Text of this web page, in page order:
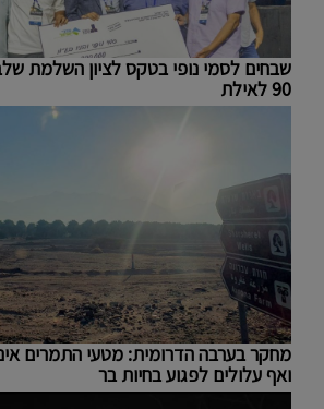
שבחים לסמי נופי בטקס לציון השלמת
90 לאילת
מחקר בערבה הדרומית: מטעי התמרים
ואף עלולים לפגוע בחיות בר